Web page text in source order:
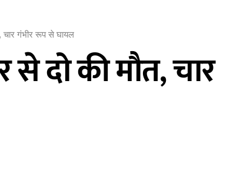
चार गंभीर रूप से घायल
से दो की मौत, चार